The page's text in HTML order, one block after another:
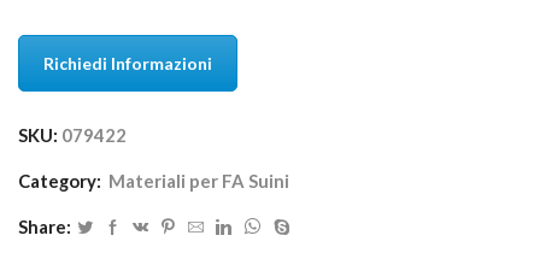
Richiedi Informazioni
SKU: 079422
Category: Materiali per FA Suini
Share: